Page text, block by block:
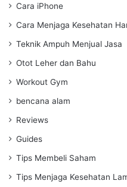
Cara iPhone
Cara Menjaga Kesehatan
Teknik Ampuh Menjual Jasa
Otot Leher dan Bahu
Workout Gym
bencana alam
Reviews
Guides
Tips Membeli Saham
Tips Menjaga Kesehatan